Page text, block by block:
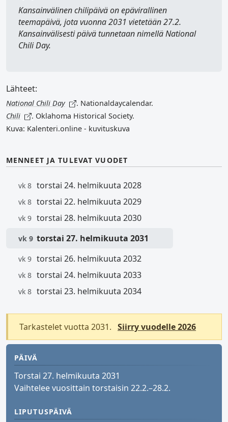
Kansainvälinen chilipäiväon epävirallinen
teemapäivä, jota vuonna 2031 vietetään 27.2.
Kansainvälisesti päivä tunnetaan nimelläNational
Chili Day.
Lähteet:
National Chili Day
. Nationaldaycalendar.
Chili
. Oklahoma Historical Society.
Kuva: Kalenteri.online - kuvituskuva
MENNEET JA TULEVAT VUODET
vk 8 torstai 24. helmikuuta 2028
vk 8 torstai 22. helmikuuta 2029
vk 9 torstai 28. helmikuuta 2030
vk 9 torstai 27. helmikuuta 2031
vk 9 torstai 26. helmikuuta 2032
vk 8 torstai 24. helmikuuta 2033
vk 8 torstai 23. helmikuuta 2034
Tarkastelet vuotta 2031. Siirry vuodelle 2026
PÄIVÄ
Torstai 27. helmikuuta 2031
Vaihtelee vuosittain torstaisin 22.2.–28.2.
LIPUTUSPÄIVÄ